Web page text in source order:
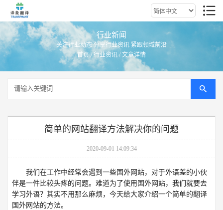
行业新闻
关注行业动态 分享行业资讯 紧跟领域前沿
首页/行业资讯 / 文章详情
简单的网站翻译方法解决你的问题
2020-09-01 14:09:34
我们在工作中经常会遇到一些国外网站，对于外语差的小伙
伴是一件比较头疼的问题。难道为了使用国外网站，我们就要去
学习外语？其实不用那么麻烦，今天给大家介绍一个简单的翻译
国外网站的方法。